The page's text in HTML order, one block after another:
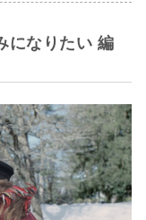
になりたい 編